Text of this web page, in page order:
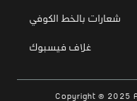
شعارات بالخط الكوفي
غلاف فيسبوك
Copyright © 2025